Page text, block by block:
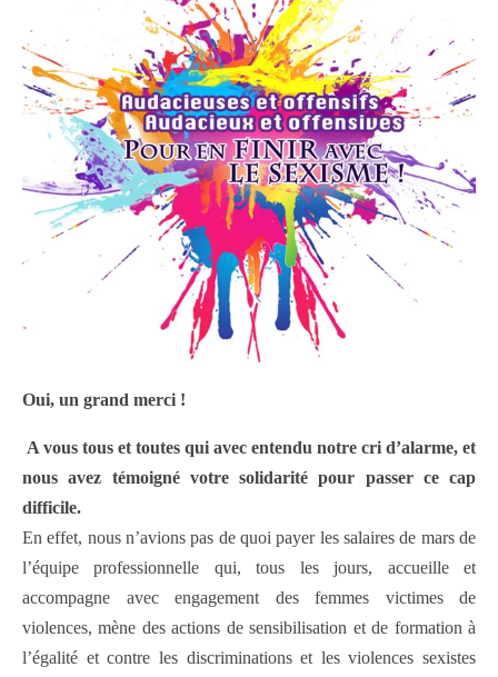
Oui, un grand merci !
A vous tous et toutes qui avec entendu notre cri d’alarme, et
nous avez témoigné votre solidarité pour passer ce cap
difficile.
En effet, nous n’avions pas de quoi payer les salaires de mars de
l’équipe professionnelle qui, tous les jours, accueille et
accompagne avec engagement des femmes victimes de
violences, mène des actions de sensibilisation et de formation à
l’égalité et contre les discriminations et les violences sexistes